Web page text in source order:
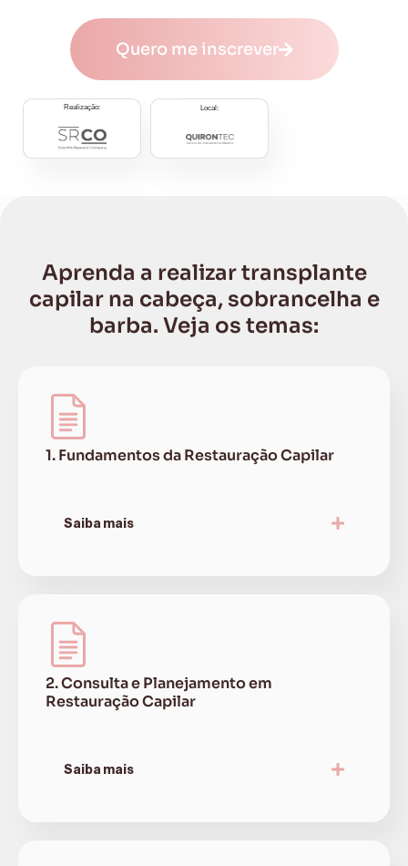
Quero me inscrever
Realização:​ Local:
Aprenda a realizar transplante
capilar na cabeça, sobrancelha e
barba. Veja os temas:
1. Fundamentos da Restauração Capilar
Saiba mais
2. Consulta e Planejamento em
Restauração Capilar
Saiba mais